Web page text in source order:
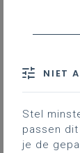
15
NIET
Stel
passen
je de